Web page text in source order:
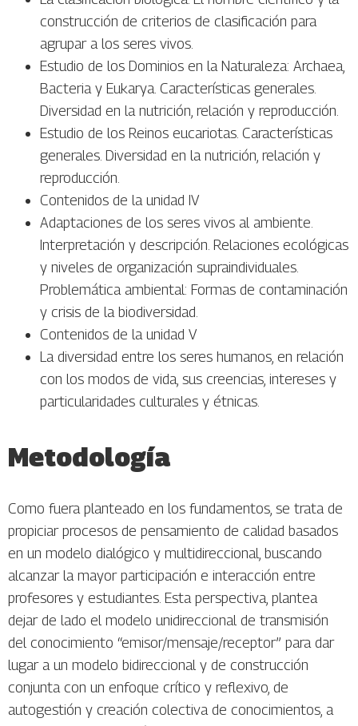
construcción de criterios de clasificación para
agrupar a los seres vivos.
Estudio de los Dominios en la Naturaleza: Archaea,
Bacteria y Eukarya. Características generales.
Diversidad en la nutrición, relación y reproducción.
Estudio de los Reinos eucariotas. Características
generales. Diversidad en la nutrición, relación y
reproducción.
Contenidos de la unidad IV
Adaptaciones de los seres vivos al ambiente.
Interpretación y descripción. Relaciones ecológicas
y niveles de organización supraindividuales.
Problemática ambiental: Formas de contaminación
y crisis de la biodiversidad.
Contenidos de la unidad V
La diversidad entre los seres humanos, en relación
con los modos de vida, sus creencias, intereses y
particularidades culturales y étnicas.
Metodología
Como fuera planteado en los fundamentos, se trata de
propiciar procesos de pensamiento de calidad basados
en un modelo dialógico y multidireccional, buscando
alcanzar la mayor participación e interacción entre
profesores y estudiantes. Esta perspectiva, plantea
dejar de lado el modelo unidireccional de transmisión
del conocimiento “emisor/mensaje/receptor” para dar
lugar a un modelo bidireccional y de construcción
conjunta con un enfoque crítico y reflexivo, de
autogestión y creación colectiva de conocimientos, a